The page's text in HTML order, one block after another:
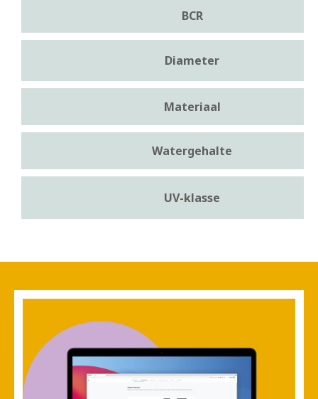
BCR
Diameter
Materiaal
Watergehalte
UV-klasse